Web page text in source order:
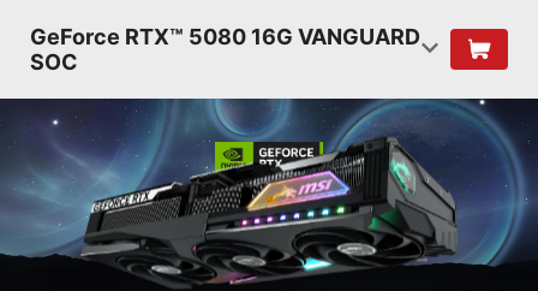
GeForce RTX™ 5080 16G VANGUARD
SOC